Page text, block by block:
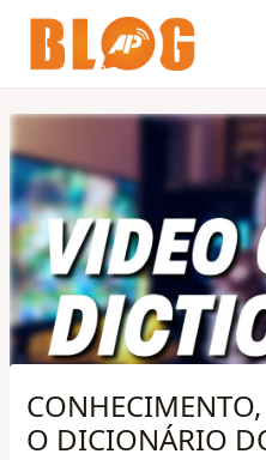
Skip
content
O DICIONÁRIO